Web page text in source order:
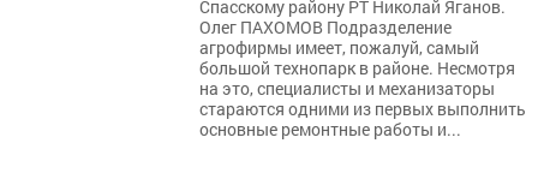
Спасскому району РТ Николай Яганов.
Олег ПАХОМОВ Подразделение
агрофирмы имеет, пожалуй, самый
большой технопарк в районе. Несмотря
на это, специалисты и механизаторы
стараются одними из первых выполнить
основные ремонтные работы и...